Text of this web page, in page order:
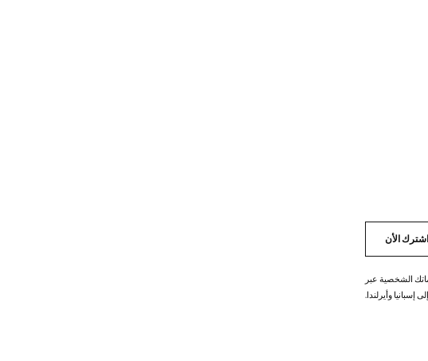
اشترك الأن
الشخصية عبر
إسبانيا وأيرلندا.